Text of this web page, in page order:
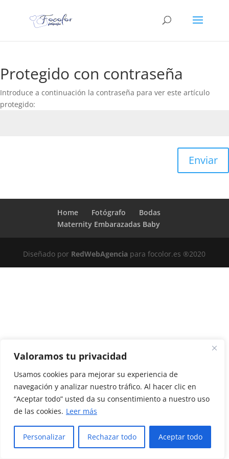
Valoramos tu privacidad
Usamos cookies para mejorar su experiencia de
navegación y analizar nuestro tráfico. Al hacer clic en
“Aceptar todo” usted da su consentimiento a nuestro uso
de las cookies. Leer más
Personalizar Rechazar todo Aceptar todo
Protegido con contraseña
Introduce a continuación la contraseña para ver este artículo
protegido:
Enviar
Home Fotógrafo
Bodas
Maternity Embarazadas Baby
Diseñado por RedWebAgencia para focolor.es ®2020